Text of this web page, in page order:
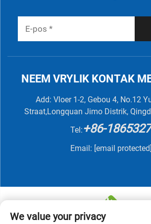
NEEM VRYLIK KONTAK
Add: Vloer 1-2, Gebou 4, No.12
Straat,Longquan Jimo Distrik,
Tel:+86-
Email: [email protected]
We value your privacy